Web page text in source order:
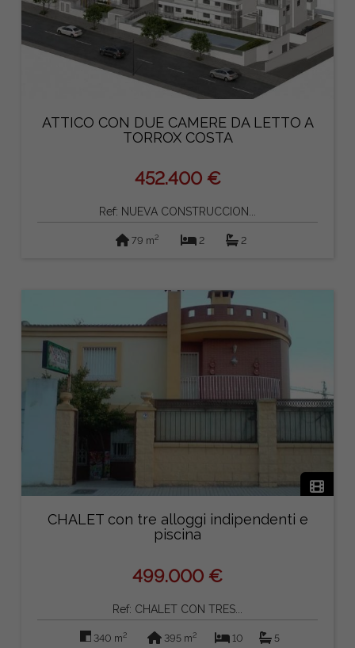
ATTICO CON DUE CAMERE DA LETTO A
TORROX COSTA
452.400 €
Ref: NUEVA CONSTRUCCION...
79 m2 2 2
CHALET con tre alloggi indipendenti e
piscina
499.000 €
Ref: CHALET CON TRES...
340 m2 395 m2 10 5